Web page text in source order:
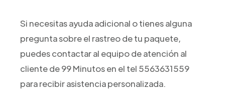
Si necesitas ayuda adicional o tienes alguna
pregunta sobre el rastreo de tu paquete,
puedes contactar al equipo de atención al
cliente de 99 Minutos en el tel 5563631559
para recibir asistencia personalizada.